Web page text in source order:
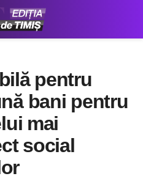
pentru
bani pentru
mai
social